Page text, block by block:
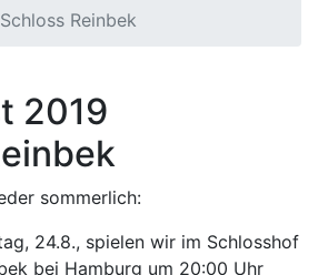
Schloss Reinbek
2019
sommerlich:
24.8., spielen wir im Schlosshof
bei Hamburg um 20:00 Uhr